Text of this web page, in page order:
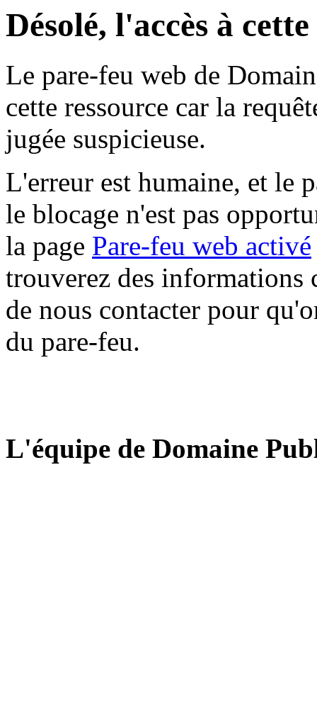
Désolé, l'accès à
Le pare-feu web de
cette ressource car la
jugée suspicieuse.
L'erreur est humaine, et le
le blocage n'est pas
la page Pare-feu web activé
trouverez des informations
de nous contacter pour
du pare-feu.
L'équipe de Domaine